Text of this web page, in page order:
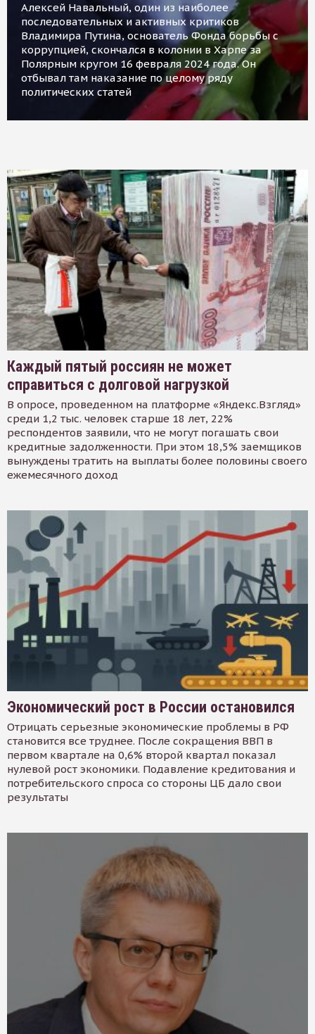
Алексей Навальный, один из наиболее
последовательных и активных критиков
Владимира Путина, основатель Фонда борьбы с
коррупцией, скончался в колонии в Харпе за
Полярным кругом 16 февраля 2024 года. Он
отбывал там наказание по целому ряду
политических статей
Каждый пятый россиян не может
справиться с долговой нагрузкой
В опросе, проведенном на платформе «Яндекс.Взгляд»
среди 1,2 тыс. человек старше 18 лет, 22%
респондентов заявили, что не могут погашать свои
кредитные задолженности. При этом 18,5% заемщиков
вынуждены тратить на выплаты более половины своего
ежемесячного доход
Экономический рост в России остановился
Отрицать серьезные экономические проблемы в РФ
становится все труднее. После сокращения ВВП в
первом квартале на 0,6% второй квартал показал
нулевой рост экономики. Подавление кредитования и
потребительского спроса со стороны ЦБ дало свои
результаты